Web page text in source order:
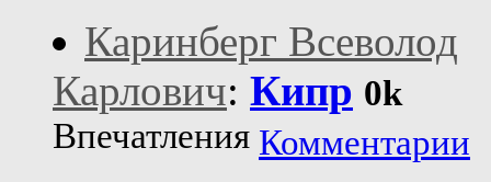
Каринберг Всеволод
Карлович: Кипр 0k
Впечатления Комментарии